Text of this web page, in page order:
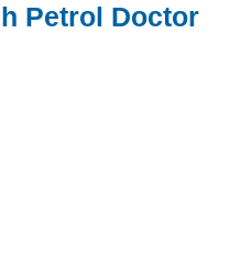
Petrol Doctor